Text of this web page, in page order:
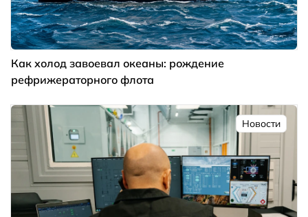
Как холод завоевал океаны: рождение
рефрижераторного флота
Новости